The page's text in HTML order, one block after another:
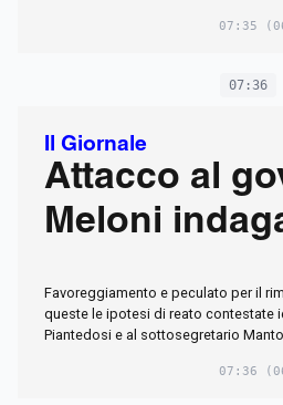
07:35
07:36
Il Giornale
Attacco al
Meloni
Favoreggiamento e peculato per il
queste le ipotesi di reato contestate
Piantedosi e al sottosegretario
07:36